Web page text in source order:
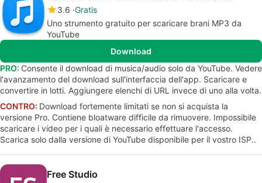
3.6 Gratis
Uno strumento gratuito per scaricare brani MP3 da
YouTube
Download
PRO: Consente il download di musica/audio solo da YouTube. Vedere
l'avanzamento del download sull'interfaccia dell'app. Scaricare e
convertire in lotti. Aggiungere elenchi di URL invece di uno alla volta.
CONTRO: Download fortemente limitati se non si acquista la
versione Pro. Contiene bloatware difficile da rimuovere. Impossibile
scaricare i video per i quali è necessario effettuare l'accesso.
Scarica solo dalla versione di YouTube disponibile per il vostro ISP..
Free Studio